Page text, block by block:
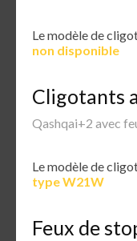
Le modèle de
non disponible
Cligotants
Qashqai+2 avec
Le modèle de
type W21W
Feux de